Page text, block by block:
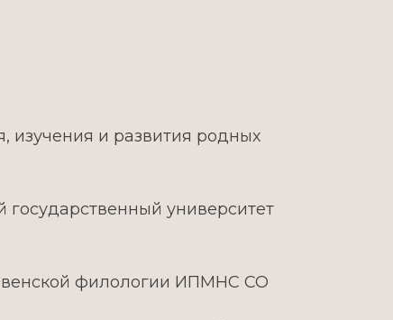
изучения и развития родных
государственный университет
эвенской филологии ИПМНС СО